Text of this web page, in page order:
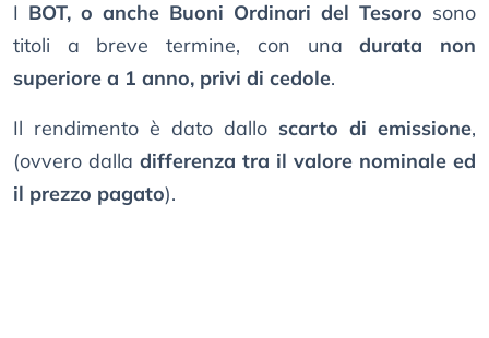
I BOT, o anche Buoni Ordinari del Tesoro sono
titoli a breve termine, con unadurata non
superiore a 1 anno, privi di cedole.
Il rendimento è dato dallo scarto di emissione,
(ovvero dalla differenza tra il valore nominale ed
il prezzo pagato).